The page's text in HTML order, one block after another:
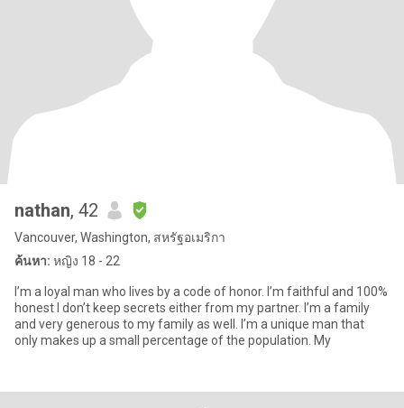
nathan, 42
Vancouver, Washington, สหรัฐอเมริกา
ค้นหา: หญิง 18 - 22
I’m a loyal man who lives by a code of honor. I’m faithful and 100%
honest I don’t keep secrets either from my partner. I’m a family
and very generous to my family as well. I’m a unique man that
only makes up a small percentage of the population. My